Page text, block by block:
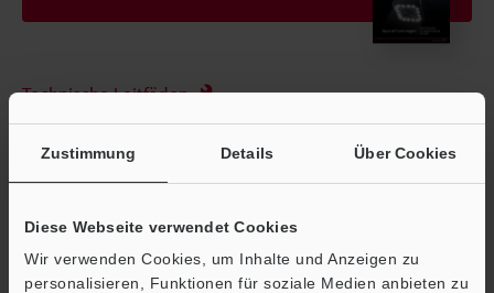
Zustimmung Details Über Cookies
Diese Webseite verwendet Cookies
Wir verwenden Cookies, um Inhalte und Anzeigen zu
personalisieren, Funktionen für soziale Medien anbieten zu
Technische Leitfäden
CAD / CAE
Handbücher
Software